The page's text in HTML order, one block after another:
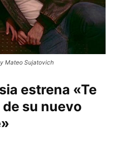
Mateo Sujatovich
estrena «Te
su nuevo